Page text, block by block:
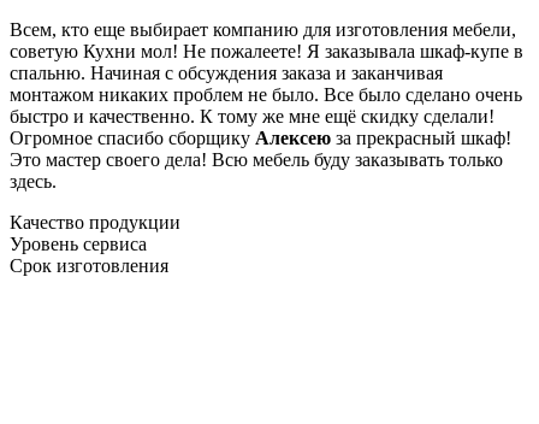
Всем, кто еще выбирает компанию для изготовления мебели,
советую Кухни мол! Не пожалеете! Я заказывала шкаф-купе в
спальню. Начиная с обсуждения заказа и заканчивая
монтажом никаких проблем не было. Все было сделано очень
быстро и качественно. К тому же мне ещё скидку сделали!
Огромное спасибо сборщику Алексею за прекрасный шкаф!
Это мастер своего дела! Всю мебель буду заказывать только
здесь.
Качество продукции
Уровень сервиса
Срок изготовления